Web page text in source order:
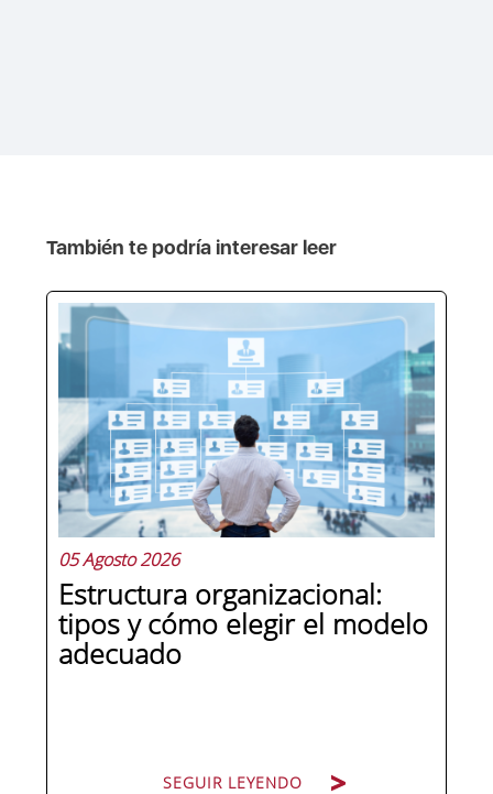
También te podría interesar leer
05 Agosto 2026
Estructura organizacional:
tipos y cómo elegir el modelo
adecuado
SEGUIR LEYENDO